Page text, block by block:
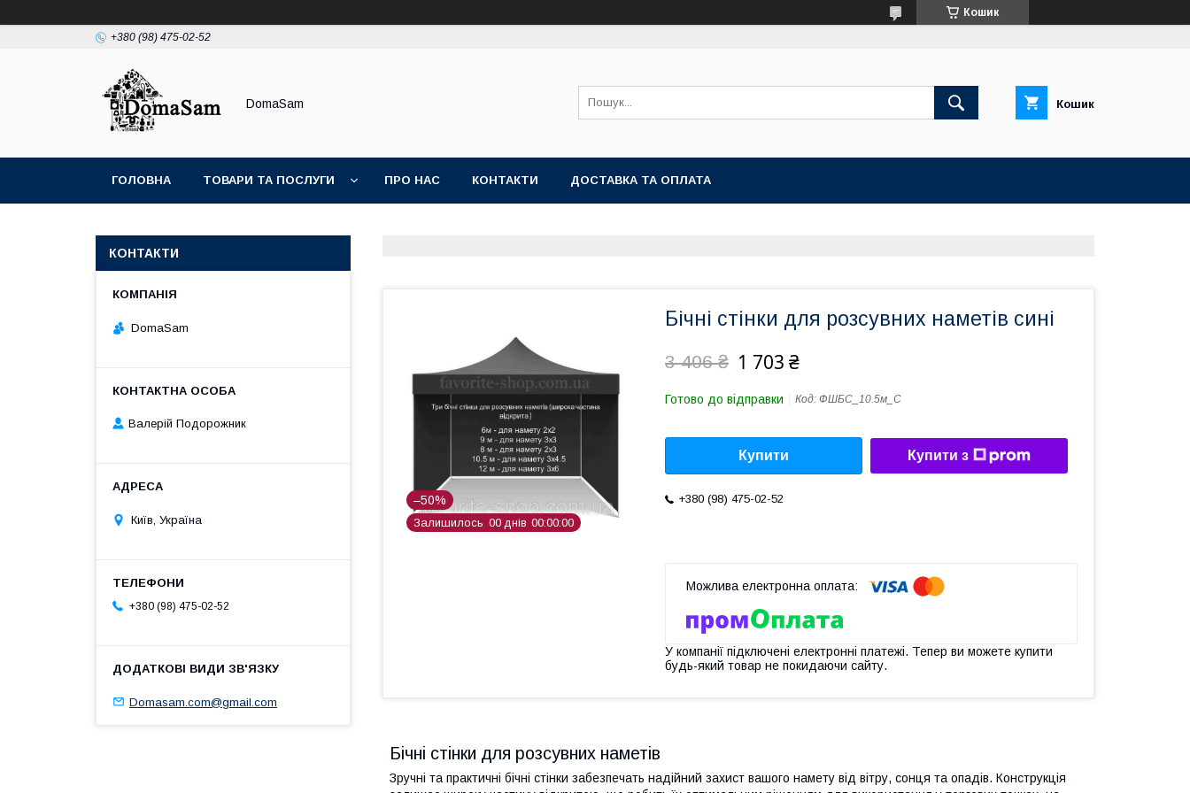
Кошик
+380 (98) 475-02-52
DomaSam Кошик
ГОЛОВНА ТОВАРИ ТА ПОСЛУГИ ПРО НАС КОНТАКТИ ДОСТАВКА ТА ОПЛАТА
–50%
Залишилось 00 днів 00 00 00
Бічні стінки для розсувних наметів сині
3 406 ₴ 1 703 ₴
Готово до відправки Код: ФШБС_10.5м_С
Купити Купити з
+380 (98) 475-02-52
У компанії підключені електронні платежі. Тепер ви можете купити
будь-який товар не покидаючи сайту.
Бічні стінки для розсувних наметів
Зручні та практичні бічні стінки забезпечать надійний захист вашого намету від вітру, сонця та опадів. Конструкція
КОНТАКТИ
DomaSam
Валерій Подорожник
Київ, Україна
+380 (98) 475-02-52
Domasam.com@gmail.com